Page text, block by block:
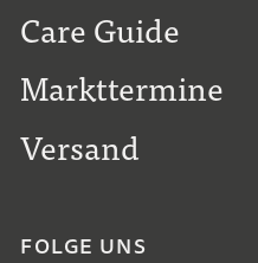
Care Guide
Markttermine
Versand
FOLGE UNS